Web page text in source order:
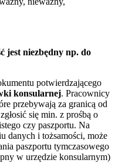
jest niezbędny np. do
potwierdzającego
konsularnej. Pracownicy
przebywają za granicą od
się min. z prośbą o
czy paszportu. Na
danych i tożsamości, może
paszportu tymczasowego
w urzędzie konsularnym)